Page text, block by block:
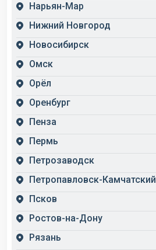
Нарьян-Мар
Нижний Новгород
Новосибирск
Омск
Орёл
Оренбург
Пенза
Пермь
Петрозаводск
Петропавловск-Камчатский
Псков
Ростов-на-Дону
Рязань